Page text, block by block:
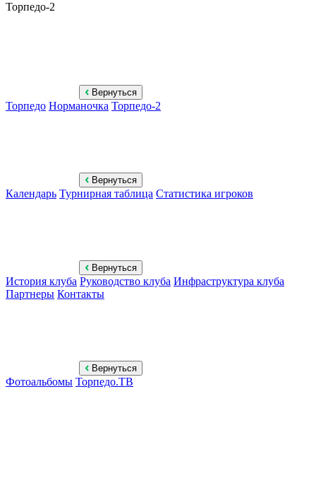
Торпедо-2
Вернуться
Торпедо Норманочка Торпедо-2
Вернуться
Календарь Турнирная таблица Статистика игроков
Вернуться
История клуба Руководство клуба Инфраструктура клуба
Партнеры Контакты
Вернуться
Фотоальбомы Торпедо.ТВ